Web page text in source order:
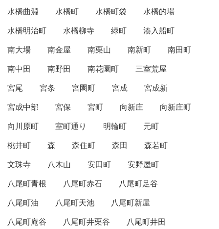
水橋曲淵 水橋町 水橋町袋
水橋的場
水橋明治町
水橋柳寺 緑町
湊入船町
南大場
南金屋 南栗山 南新町
南田町
南中田
南野田 南花園町
三室荒屋
宮尾
宮条 宮園町 宮成
宮成新
宮成中部
宮保 宮町 向新庄
向新庄町
向川原町
室町通り 明輪町
元町
桃井町
森 森住町 森田
森若町
文珠寺
八木山 安田町
安野屋町
八尾町青根
八尾町赤石
八尾町足谷
八尾町油
八尾町天池
八尾町新屋
八尾町庵谷
八尾町井栗谷
八尾町井田